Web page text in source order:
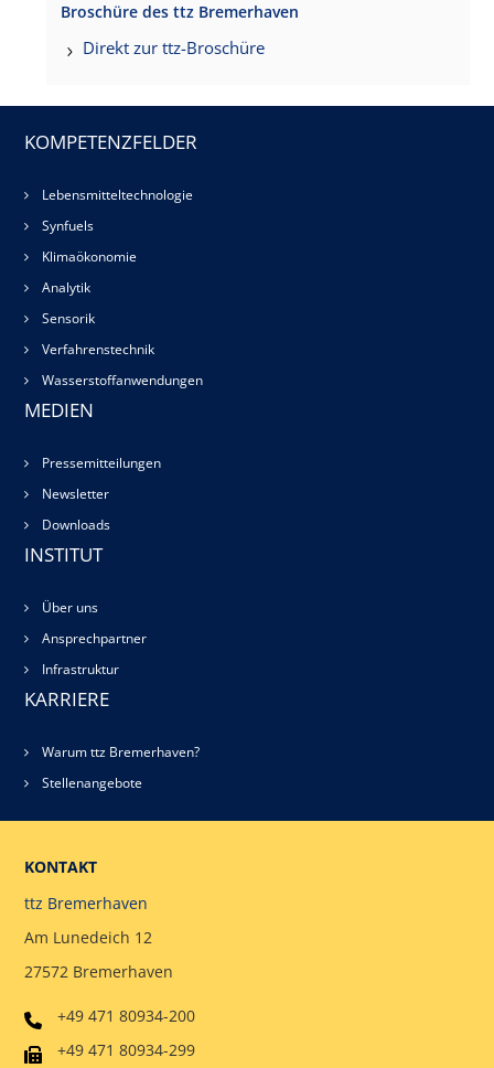
Broschüre des ttz Bremerhaven
Direkt zur ttz-Broschüre
KOMPETENZFELDER
Lebensmitteltechnologie
Synfuels
Klimaökonomie
Analytik
Sensorik
Verfahrenstechnik
Wasserstoffanwendungen
MEDIEN
Pressemitteilungen
Newsletter
Downloads
INSTITUT
Über uns
Ansprechpartner
Infrastruktur
KARRIERE
Warum ttz Bremerhaven?
Stellenangebote
KONTAKT
ttz Bremerhaven
Am Lunedeich 12
27572 Bremerhaven
+49 471 80934-200
+49 471 80934-299